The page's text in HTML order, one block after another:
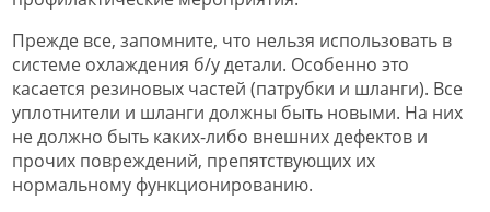
Прежде все, запомните, что нельзя использовать в
системе охлаждения б/у детали. Особенно это
касается резиновых частей (патрубки и шланги). Все
уплотнители и шланги должны быть новыми. На них
не должно быть каких-либо внешних дефектов и
прочих повреждений, препятствующих их
нормальному функционированию.